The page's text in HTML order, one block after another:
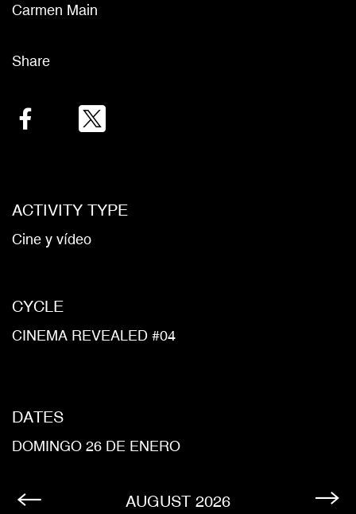
Carmen Main
Share
Facebook
ACTIVITY TYPE
Cine y vídeo
CYCLE
CINEMA REVEALED #04
DATES
DOMINGO 26 DE ENERO
AUGUST 2026